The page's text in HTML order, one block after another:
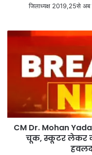
जिलाध्यक्ष 2019,25से
CM Dr. Mohan
चूक, स्कूटर लेकर